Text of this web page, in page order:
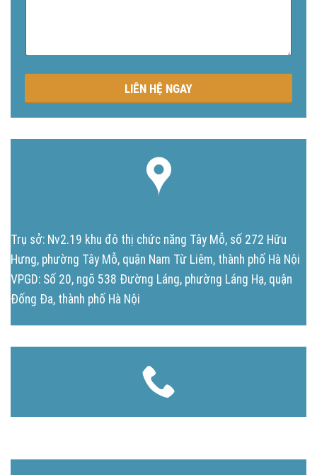
g
LIÊN HỆ NGAY
Trụ sở: Nv2.19 khu đô thị chức năng Tây Mỗ, số 272 Hữu
Hưng, phường Tây Mỗ, quận Nam Từ Liêm, thành phố Hà Nội
VPGD: Số 20, ngõ 538 Đường Láng, phường Láng Hạ, quận
Đống Đa, thành phố Hà Nội